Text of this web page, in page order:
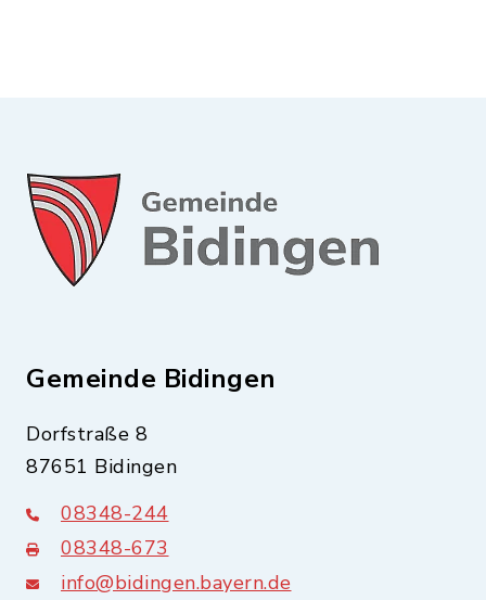
Gemeinde Bidingen
Dorfstraße 8
87651 Bidingen
08348-244
08348-673
info@bidingen.bayern.de